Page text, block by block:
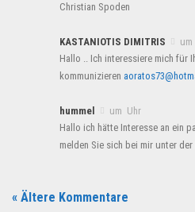
Christian Spoden
KASTANIOTIS DIMITRIS
Hallo .. Ich interessiere mich für
kommunizieren
hummel
um Uhr
Hallo ich hätte Interesse an ein
melden Sie sich bei mir unter der
« Ältere Kommentare